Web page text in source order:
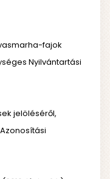
fajok
Nyilvántartási
jelöléséről,